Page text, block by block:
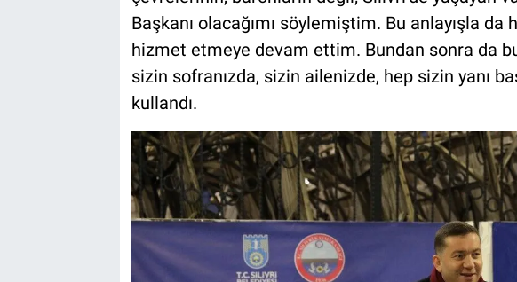
Başkanı olacağımı söylemiştim. Bu anlayışla da
hizmet etmeye devam ettim. Bundan sonra da
sizin sofranızda, sizin ailenizde, hep sizin yanı
kullandı.